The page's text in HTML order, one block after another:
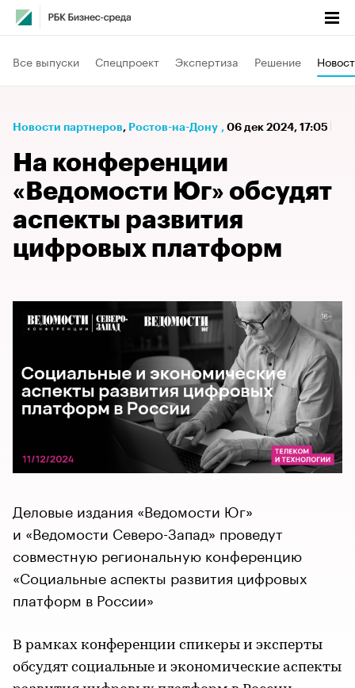
Все выпуски Спецпроект Экспертиза Решение
Новости партнеров⁠, Ростов-на-Дону , 06 дек 2024, 17:05
На конференции
«Ведомости Юг» обсудят
аспекты развития
цифровых платформ
Деловые издания «Ведомости Юг»
и «Ведомости Северо-Запад» проведут
совместную региональную конференцию
«Социальные аспекты развития цифровых
платформ в России»
В рамках конференции спикеры и эксперты
обсудят социальные и экономические аспекты